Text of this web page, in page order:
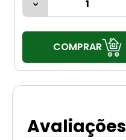
COMPRAR
Avaliações